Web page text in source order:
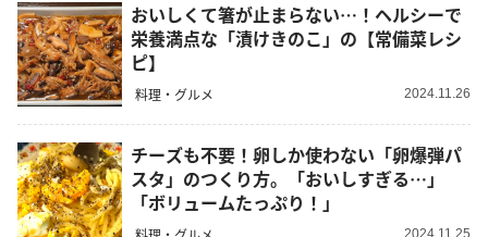
おいしくて箸が止まらない…！ヘルシーで
栄養満点な「漬けきのこ」の【常備菜レシ
ピ】
料理・グルメ 2024.11.26
チーズも不要！卵しか使わない「卵爆弾パ
スタ」のつくり方。「おいしすぎる…」
「ボリュームたっぷり！」
2024.11.25